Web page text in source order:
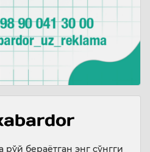
бераётган энг сўнгги